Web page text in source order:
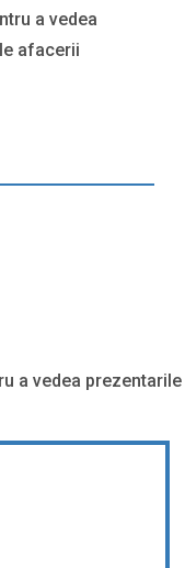
a vedea
afacerii
a vedea prezentarile